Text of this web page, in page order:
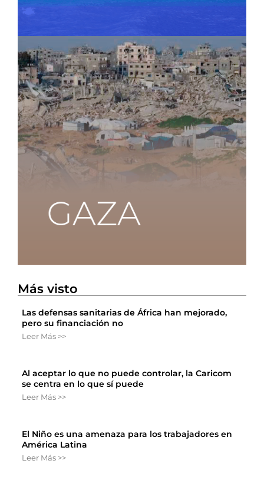
Más visto
Las defensas sanitarias de África han mejorado,
pero su financiación no
Leer Más >>
Al aceptar lo que no puede controlar, la Caricom
se centra en lo que sí puede
Leer Más >>
El Niño es una amenaza para los trabajadores en
América Latina
Leer Más >>